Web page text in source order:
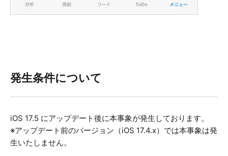
発生条件について
iOS 17.5 にアップデート後に本事象が発生しております。
※アップデート前のバージョン（iOS 17.4.x）では本事象は発
生いたしません。